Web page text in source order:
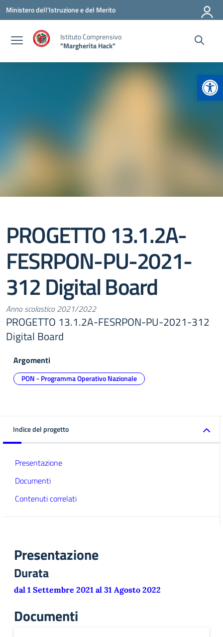
Vai ai contenuti
Vai al menu di navigazione
Vai al footer
Ministero dell'Istruzione e del Merito
Istituto Comprensivo
"Margherita Hack"
PROGETTO 13.1.2A-
FESRPON-PU-2021-
312 Digital Board
Anno scolastico 2021/2022
PROGETTO 13.1.2A-FESRPON-PU-2021-312
Digital Board
Argomenti
PON - Programma Operativo Nazionale
Indice del progetto
Presentazione
Documenti
Contenuti correlati
Presentazione
Durata
dal 1 Settembre 2021 al 31 Agosto 2022
Documenti